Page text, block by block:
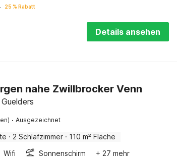
25 % Rabatt
Details ansehen
nahe Zwillbrocker Venn
· Ausgezeichnet
· 2 Schlafzimmer · 110 m² Fläche
Wifi Sonnenschirm + 27 mehr